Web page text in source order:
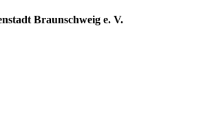
Braunschweig e. V.